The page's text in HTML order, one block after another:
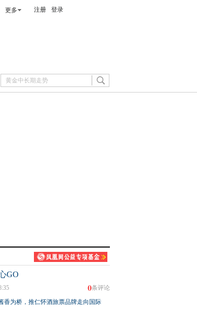
更多 注册 登录
GO
0条评论
香为桥，推仁怀酒旅票品牌走向国际